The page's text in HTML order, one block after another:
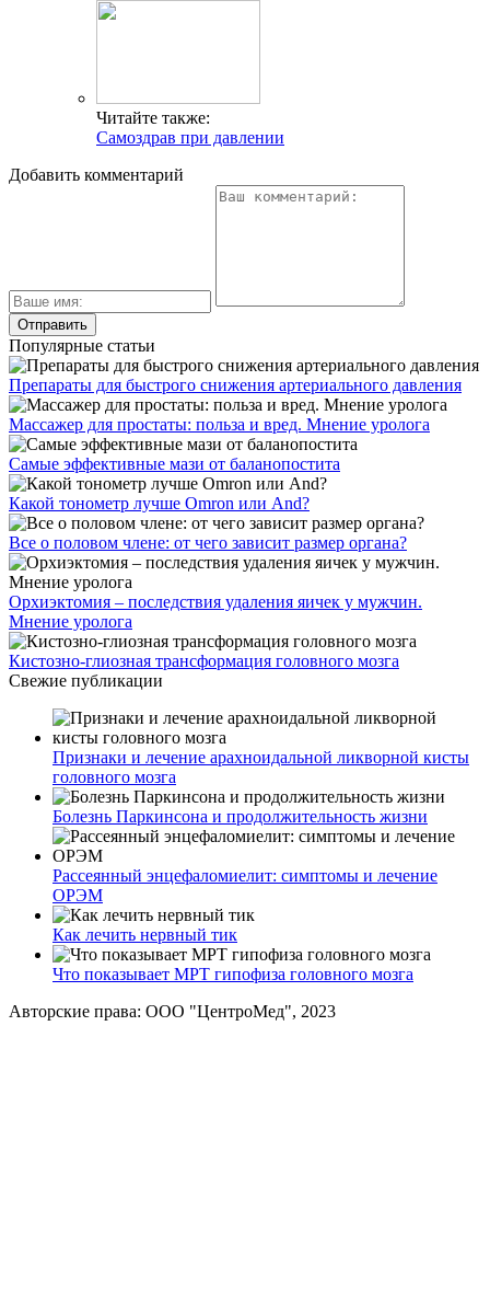
Читайте также:
Самоздрав при давлении
Добавить комментарий
Популярные статьи
Препараты для быстрого снижения артериального давления
Массажер для простаты: польза и вред. Мнение уролога
Самые эффективные мази от баланопостита
Какой тонометр лучше Omron или And?
Все о половом члене: от чего зависит размер органа?
Орхиэктомия – последствия удаления яичек у мужчин.
Мнение уролога
Кистозно-глиозная трансформация головного мозга
Свежие публикации
Признаки и лечение арахноидальной ликворной кисты
головного мозга
Болезнь Паркинсона и продолжительность жизни
Рассеянный энцефаломиелит: симптомы и лечение
ОРЭМ
Как лечить нервный тик
Что показывает МРТ гипофиза головного мозга
Авторские права: ООО "ЦентроМед", 2023